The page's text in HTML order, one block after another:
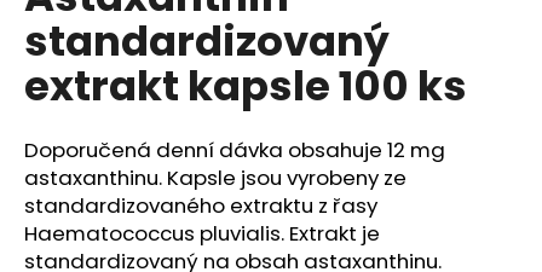
z
5
hvězdiček.
standardizovaný
extrakt kapsle 100 ks
Doporučená denní dávka obsahuje 12 mg
astaxanthinu. Kapsle jsou vyrobeny ze
standardizovaného extraktu z řasy
Haematococcus pluvialis. Extrakt je
standardizovaný na obsah astaxanthinu.
a
j
í
?